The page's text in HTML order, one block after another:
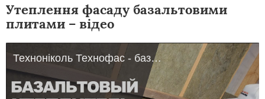
Утеплення фасаду базальтовими
плитами – відео
Техноніколь Технофас - базальтовий утеплювач